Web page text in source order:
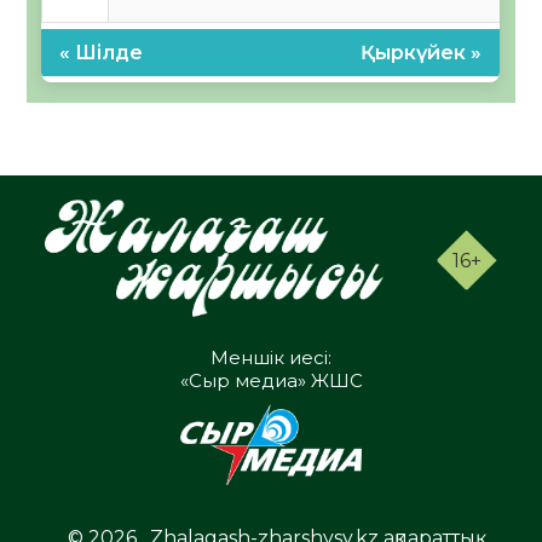
« Шілде Қыркүйек »
16+
Меншік иесі:
«Сыр медиа» ЖШС
© 2026 . Zhalagash-zharshysy.kz ақпараттық